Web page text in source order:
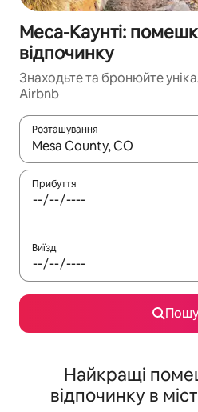
Меса-Каунті:
відпочинку
Знаходьте та бронюйте
Airbnb
Розташування
Отримавши результати пошуку,
Прибуття
Виїзд
Найкращі
відпочинку в